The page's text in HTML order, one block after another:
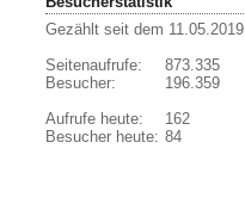
Gezählt seit dem 11.05.2019
Seitenaufrufe:
Besucher:
Aufrufe heute:
Besucher heute:
873.335
196.359
162
84